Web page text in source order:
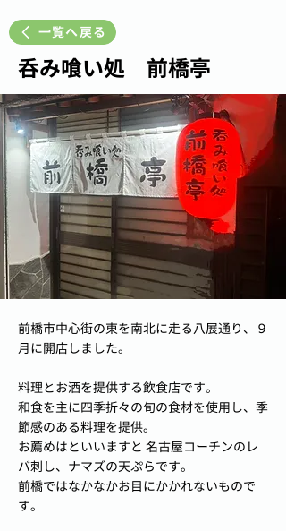
一覧へ戻る
呑み喰い処 前橋亭
前橋市中心街の東を南北に走る八展通り、９
月に開店しました。
料理とお酒を提供する飲食店です。
和食を主に四季折々の旬の食材を使用し、季
節感のある料理を提供。
お薦めはといいますと 名古屋コーチンのレ
バ刺し、ナマズの天ぷらです。
前橋ではなかなかお目にかかれないもので
す。